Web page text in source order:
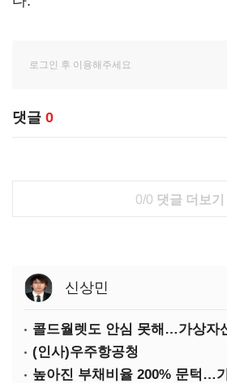
댓글 0
0/0 댓글 더보기
신상민
(인사)우주항공청